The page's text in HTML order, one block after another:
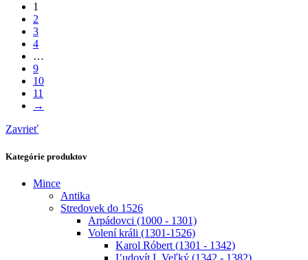
1
2
3
4
…
9
10
11
→
Zavrieť
Kategórie produktov
Mince
Antika
Stredovek do 1526
Arpádovci (1000 - 1301)
Volení králi (1301-1526)
Karol Róbert (1301 - 1342)
Ľudovít I. Veľký (1342 - 1382)